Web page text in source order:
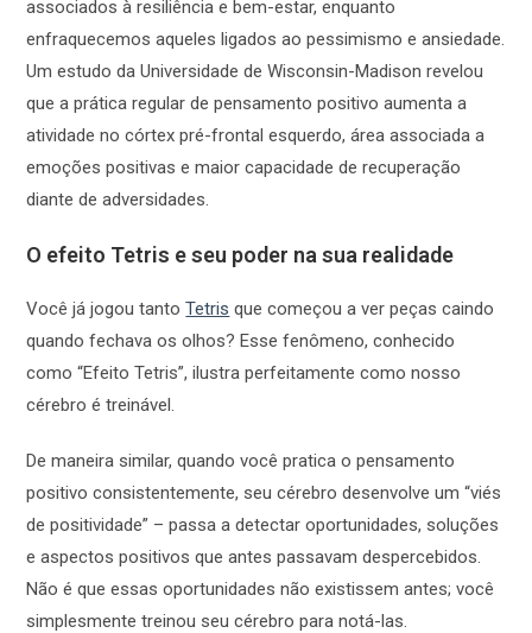
associados à resiliência e bem-estar, enquanto
enfraquecemos aqueles ligados ao pessimismo e ansiedade.
Um estudo da Universidade de Wisconsin-Madison revelou
que a prática regular de pensamento positivo aumenta a
atividade no córtex pré-frontal esquerdo, área associada a
emoções positivas e maior capacidade de recuperação
diante de adversidades.
O efeito Tetris e seu poder na sua realidade
Você já jogou tantoTetris que começou a ver peças caindo
quando fechava os olhos? Esse fenômeno, conhecido
como “Efeito Tetris”, ilustra perfeitamente como nosso
cérebro é treinável.
De maneira similar, quando você pratica o pensamento
positivo consistentemente, seu cérebro desenvolve um “viés
de positividade” – passa a detectar oportunidades, soluções
e aspectos positivos que antes passavam despercebidos.
Não é que essas oportunidades não existissem antes; você
simplesmente treinou seu cérebro para notá-las.